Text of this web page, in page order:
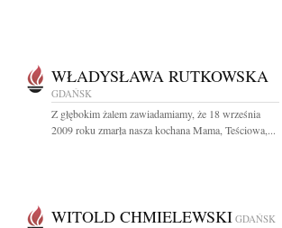
WŁADYSŁAWA RUTKOWSKA
GDAŃSK
Z głębokim żalem zawiadamiamy, że 18 września
2009 roku zmarła nasza kochana Mama, Teściowa,...
WITOLD CHMIELEWSKI GDAŃSK